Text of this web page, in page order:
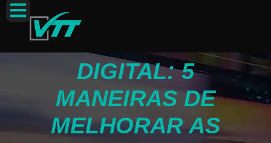
MENUBOARD
DIGITAL: 5
MANEIRAS DE
MELHORAR AS